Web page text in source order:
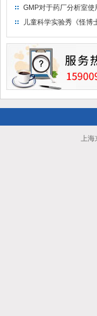
只需15分钟 保持活鲜
GMP对于药厂分析室使
钢瓶存放标准
儿童科学实验秀《怪博
及
上海